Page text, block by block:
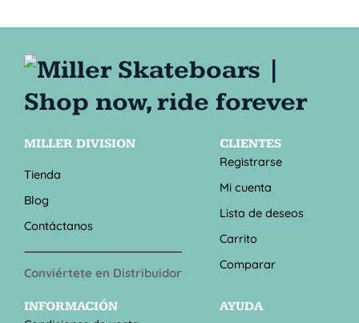
MILLER DIVISION
Tienda
Blog
Contáctanos
Conviértete en Distribuidor
CLIENTES
Registrarse
Mi cuenta
Lista de deseos
Carrito
Comparar
INFORMACIÓN
AYUDA